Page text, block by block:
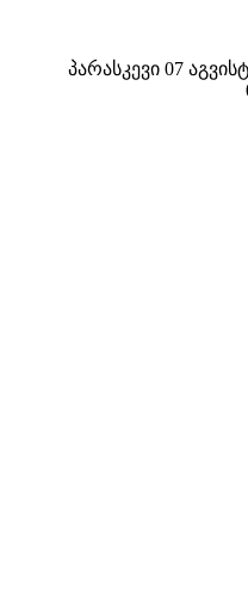
პარასკევი 07